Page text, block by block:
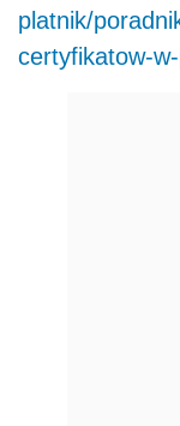
platnik/
certyfikatow-